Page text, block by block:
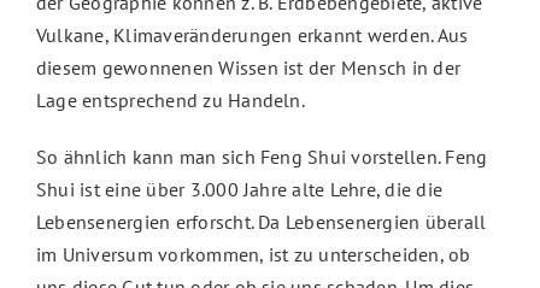
Vulkane, Klimaveränderungen erkannt werden. Aus
diesem gewonnenen Wissen ist der Mensch in der
Lage entsprechend zu Handeln.
So ähnlich kann man sich Feng Shui vorstellen. Feng
Shui ist eine über 3.000 Jahre alte Lehre, die die
Lebensenergien erforscht. Da Lebensenergien überall
im Universum vorkommen, ist zu unterscheiden, ob